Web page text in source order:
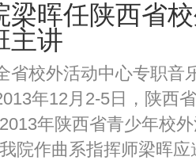
梁晖任陕西省
主讲
校外活动中心专职音
年12月2-5日，陕西
年陕西省青少年校
院作曲系指挥师梁晖